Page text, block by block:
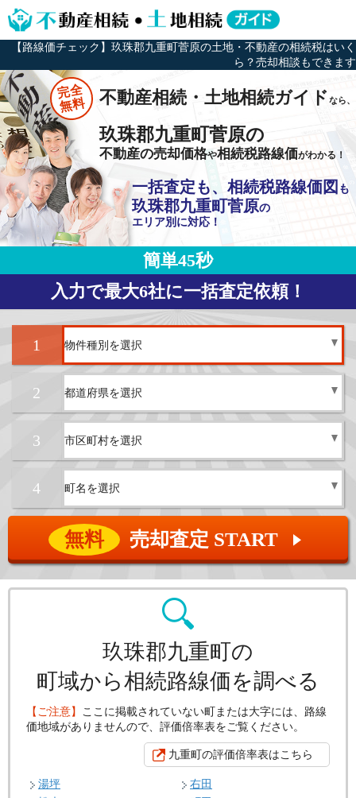
【路線価チェック】玖珠郡九重町菅原の土地・不動産の相続税はいく
ら？売却相談もできます
完全
無料 不動産相続・土地相続ガイドなら、
玖珠郡九重町菅原の
不動産の売却価格や相続税路線価がわかる！
一括査定も、相続税路線価図 も
玖珠郡九重町菅原の
エリア別に対応！
簡単45秒
入力で最大6社に一括査定依頼！
1
2
3
4
無料 売却査定 START ▲
玖珠郡九重町の
町域から相続路線価を調べる
【ご注意】 ここに掲載されていない町または大字には、路線
価地域がありませんので、評価倍率表をご覧ください。
九重町の評価倍率表はこちら
湯坪
右田